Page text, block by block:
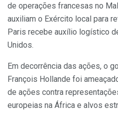
de operações francesas no
auxiliam o Exército local para
Paris recebe auxílio logístico
Unidos.
Em decorrência das ações, o
François Hollande foi
de ações contra
europeias na África e alvos